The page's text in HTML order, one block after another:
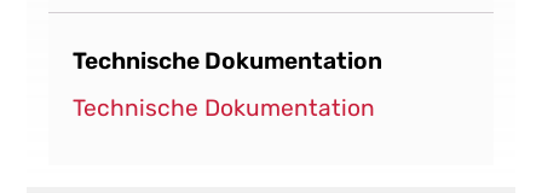
Technische Dokumentation
Technische Dokumentation